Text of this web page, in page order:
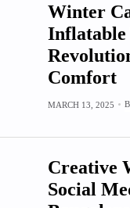
Winter
Inflatable
Comfort
MARCH 13, 2025
Creative
Social